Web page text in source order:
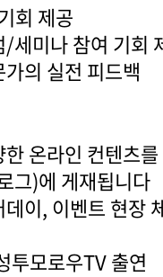
회 제공
세미나 참여 기회
의 실전 피드백
온라인 컨텐츠
그)에 게재됩니다
이, 이벤트 현장
투모로우TV 출연